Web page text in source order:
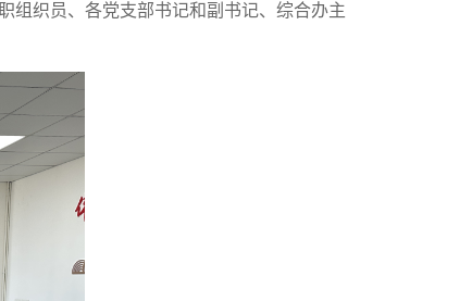
组织员、各党支部书记和副书记、综合办主